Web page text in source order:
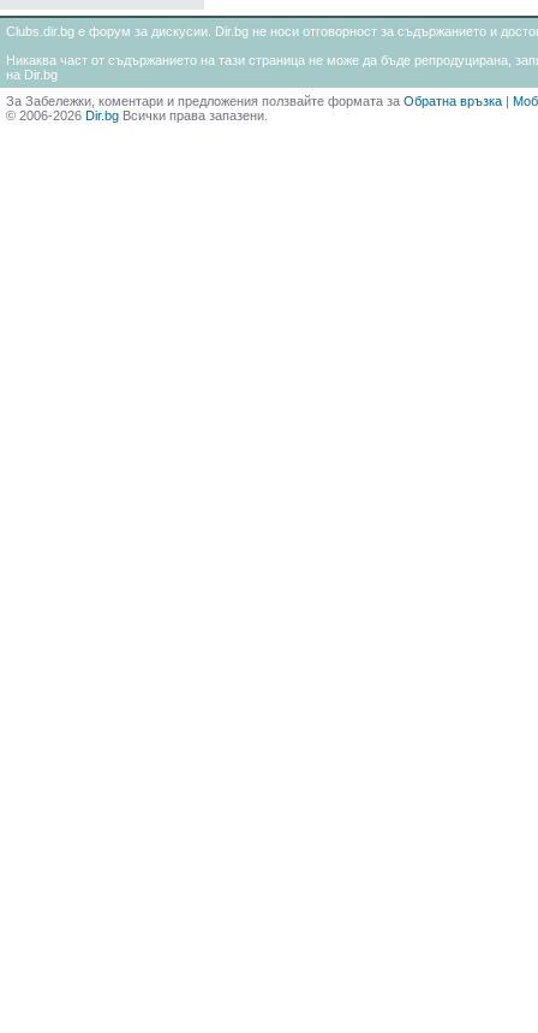
Clubs.dir.bg е форум за дискусии. Dir.bg не носи отговорност за съдържанието и
Никаква част от съдържанието на тази страница не може да бъде репродуцирана,
на Dir.bg
За Забележки, коментари и предложения ползвайте формата за Обратна връзка |
© 2006-2026 Dir.bg Всички права запазени.